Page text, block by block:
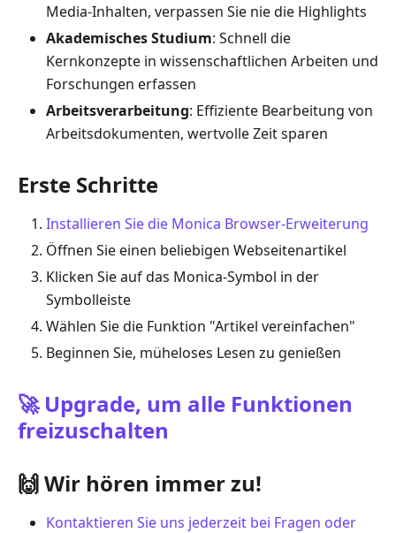
Media-Inhalten, verpassen Sie nie die Highlights
Akademisches Studium: Schnell die
Kernkonzepte in wissenschaftlichen Arbeiten und
Forschungen erfassen
Arbeitsverarbeitung: Effiziente Bearbeitung von
Arbeitsdokumenten, wertvolle Zeit sparen
Erste Schritte
Installieren Sie die Monica Browser-Erweiterung
Öffnen Sie einen beliebigen Webseitenartikel
Klicken Sie auf das Monica-Symbol in der
Symbolleiste
Wählen Sie die Funktion "Artikel vereinfachen"
Beginnen Sie, müheloses Lesen zu genießen
🚀 Upgrade, um alle Funktionen
freizuschalten
🙌 Wir hören immer zu!
Kontaktieren Sie uns jederzeit bei Fragen oder